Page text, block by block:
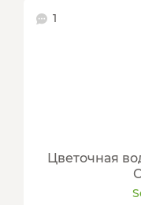
1
Цветочная